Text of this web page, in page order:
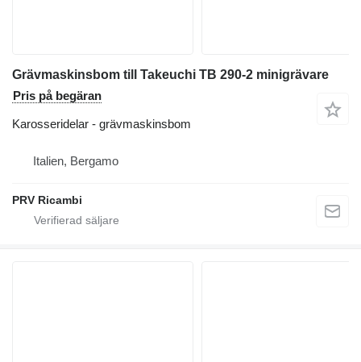
Grävmaskinsbom till Takeuchi TB 290-2 minigrävare
Pris på begäran
Karosseridelar - grävmaskinsbom
Italien, Bergamo
PRV Ricambi